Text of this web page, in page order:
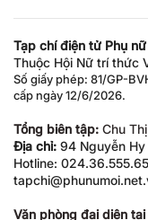
Tạp chí điện tử Phụ
Thuộc Hội Nữ trí thức
Số giấy phép: 81/GP-
cấp ngày 12/6/2026.
Tổng biên tập: Chu
Địa chỉ: 94 Nguyễn
Hotline:
Văn phòng đại diện